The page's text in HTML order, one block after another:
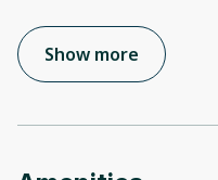
Show more